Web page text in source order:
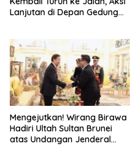
Lanjutan di Depan Gedung
Mengejutkan! Wirang Birawa
Hadiri Ultah Sultan Brunei
atas Undangan Jenderal